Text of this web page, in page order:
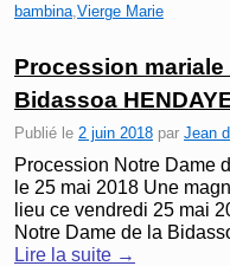
bambina,Vierge Marie
Procession mariale
Bidassoa
Publié le 2 juin 2018 par Jean
Procession Notre Dame
le 25 mai 2018 Une
lieu ce vendredi 25 mai
Notre Dame de la
Lire la suite →